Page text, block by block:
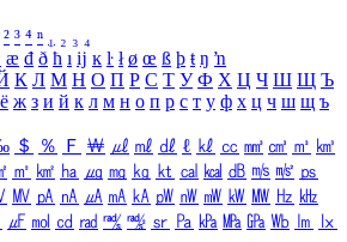
² ³ ⁴ ⁿ ₁ ₂ ₃ ₄
æ đ ð ħ ı ĳ ĸ ŀ ł ø œ ß þ ŧ ŋ ŉ
К Л М Н О П Р С Т У Ф Х Ц Ч Ш Щ Ъ
ё ж з и й к л м н о п р с т у ф х ц ч ш щ ъ
＄ ％ Ｆ ￦ ㎕ ㎖ ㎗ ℓ ㎘ ㏄ ㎣ ㎤ ㎥ ㎦
㎡ ㎢ ㏊ ㎍ ㎎ ㎏ ㏏ ㎈ ㎉ ㏈ ㎧ ㎨ ㎰
㎹ ㎀ ㎁ ㎂ ㎃ ㎄ ㎺ ㎻ ㎽ ㎾ ㎿ ㎐ ㎑
㎌ ㏖ ㏅ ㎭ ㎮ ㎯ ㏛ ㎩ ㎪ ㎫ ㎬ ㏝ ㏐
㏓